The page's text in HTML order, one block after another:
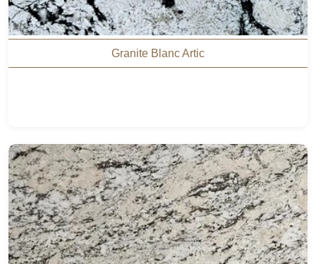
Granite Blanc Artic